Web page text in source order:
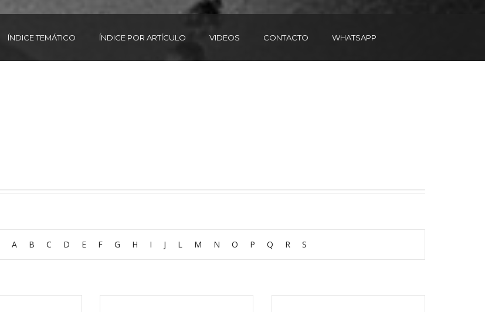
ÍNDICE TEMÁTICO ÍNDICE POR ARTÍCULO VIDEOS CONTACTO WHATSAPP
A B C D E F G H I J L M N O P Q R S